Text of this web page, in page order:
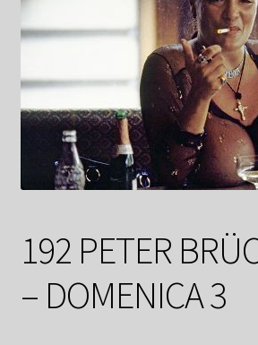
Datenschutzerklärung
Kasse
Linkliste
Mitglieder
Newsletter
192 PETER
– DOMENICA 3